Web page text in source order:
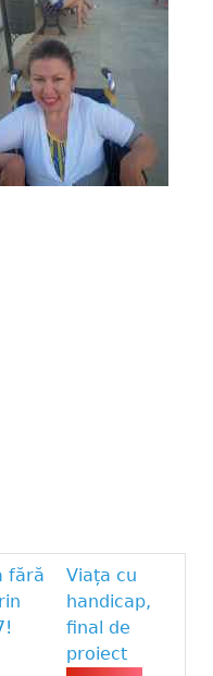
fără
Viața cu
handicap,
final de
proiect